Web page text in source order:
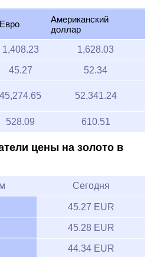
Евро
Американский
доллар
1,408.23 1,628.03
45.27 52.34
45,274.65 52,341.24
528.09 610.51
цены на золото в
Сегодня
45.27 EUR
45.28 EUR
44.34 EUR